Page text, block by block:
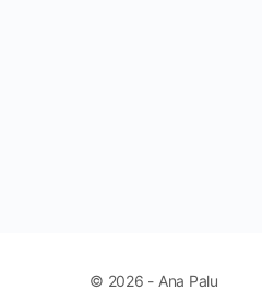
© 2026 - Ana Palu